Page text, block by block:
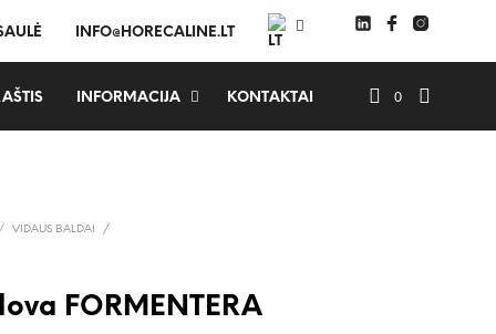
INFO@HORECALINE.LT
INFORMACIJA KONTAKTAI 0
/ VIDAUS BALDAI
/
FORMENTERA